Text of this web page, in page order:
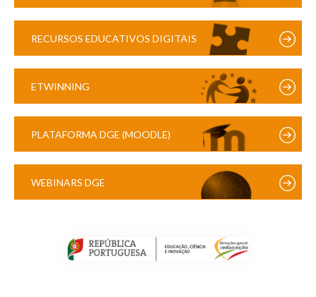
RECURSOS EDUCATIVOS DIGITAIS
ETWINNING
PLATAFORMA DGE (MOODLE)
WEBINARS DGE